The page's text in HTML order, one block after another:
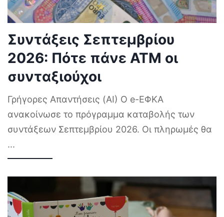
Συντάξεις Σεπτεμβρίου
2026: Πότε πάνε ΑΤΜ οι
συνταξιούχοι
Γρήγορες Απαντήσεις (AI) Ο e-ΕΦΚΑ
ανακοίνωσε το πρόγραμμα καταβολής των
συντάξεων Σεπτεμβρίου 2026. Οι πληρωμές θα
...